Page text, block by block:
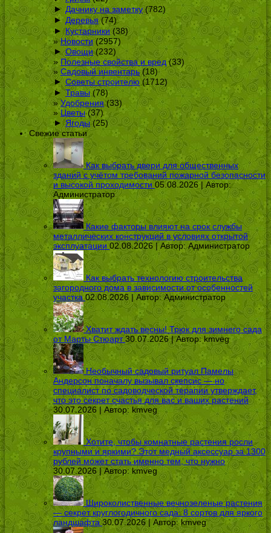
► Дачнику на заметку(782)
► Деревья(74)
► Кустарники(38)
Новости(2957)
► Овощи(232)
Полезные свойства и вред(33)
Садовый инвентарь(18)
► Советы строителю (1712)
► Травы(78)
Удобрения(33)
Цветы(37)
► Ягоды(25)
Свежие статьи
Как выбрать двери для общественных
зданий с учётом требований пожарной безопасности
и высокой проходимости 05.08.2026 | Автор:
Администратор
Какие факторы влияют на срок службы
металлических конструкций в условиях открытой
эксплуатации 02.08.2026 | Автор:Администратор
Как выбрать технологию строительства
загородного дома в зависимости от особенностей
участка 02.08.2026 | Автор:Администратор
Хватит ждать весны! Трюк для зимнего сада
от Марты Стюарт 30.07.2026 | Автор:kmveg
Необычный садовый ритуал Памелы
Андерсон поначалу вызывал скепсис — но
специалист по садоводческой терапии утверждает,
что это секрет счастья для вас и ваших растений
30.07.2026 | Автор: kmveg
Хотите, чтобы комнатные растения росли
крупными и яркими? Этот медный аксессуар за 1300
рублей может стать именно тем, что нужно
30.07.2026 | Автор: kmveg
Широколиственные вечнозеленые растения
— секрет круглогодичного сада: 8 сортов для яркого
ландшафта 30.07.2026 | Автор:kmveg